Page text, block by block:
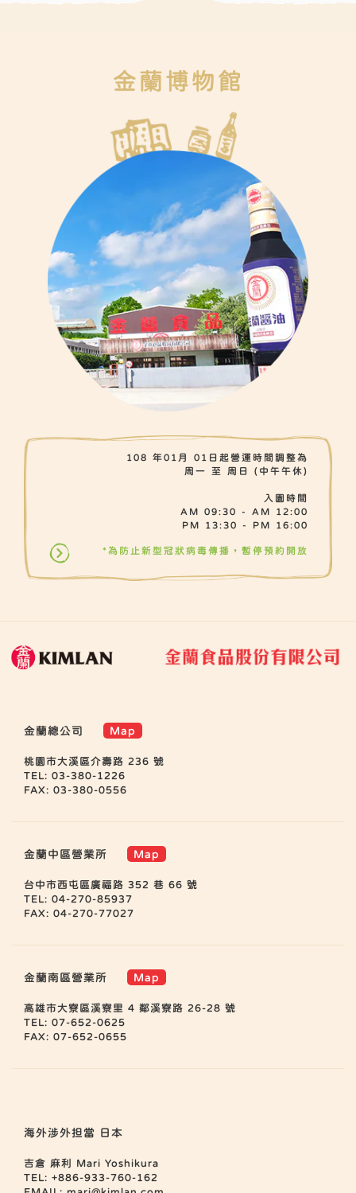
金蘭博物館
108 年01月 01日起營運時間調整為
周一 至 周日 (中午午休)
入園時間
AM 09:30 - AM 12:00
PM 13:30 - PM 16:00
*為防止新型冠狀病毒傳播，暫停預約開放
金蘭總公司 Map
桃園市大溪區介壽路 236 號
TEL: 03-380-1226
FAX: 03-380-0556
金蘭中區營業所 Map
台中市西屯區廣福路 352 巷 66 號
TEL: 04-270-85937
FAX: 04-270-77027
金蘭南區營業所 Map
高雄市大寮區溪寮里 4 鄰溪寮路 26-28 號
TEL: 07-652-0625
FAX: 07-652-0655
海外涉外担當 日本
吉倉 麻利 Mari Yoshikura
TEL: +886-933-760-162